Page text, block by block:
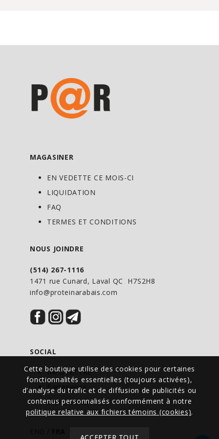
Cette boutique utilise des cookies pour certaines
fonctionnalités essentielles (toujours activées),
d'analyse du trafic et de diffusion de publicités ou
contenus personnalisés conformément à notre
politique relative aux fichiers témoins (cookies).
après l'exercice. Prendre quelques heures
naturels.
MAGASINER
EN VEDETTE CE MOIS-CI
LIQUIDATION
FAQ
TERMES ET CONDITIONS
NOUS JOINDRE
(514) 267-1116
1471 rue Cunard, Laval QC H7S2H8
info@proteinarabais.com
SOCIAL
INFOLETTRE
Partenaires
Événements